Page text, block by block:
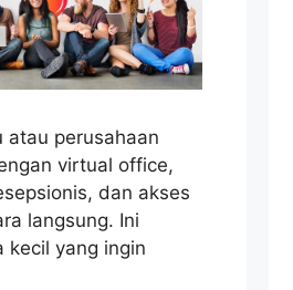
atau perusahaan
virtual office,
dan akses
langsung. Ini
kecil yang ingin